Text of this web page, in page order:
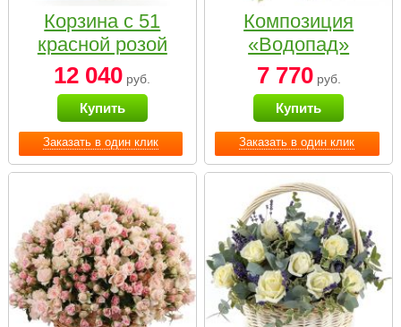
Заказать в один клик
Корзина с 51
красной розой
12 040 руб.
Купить
Заказать в один клик
Композиция
«Водопад»
7 770руб.
Купить